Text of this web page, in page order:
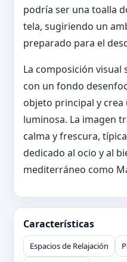
podría ser una toalla
tela, sugiriendo un
preparado para el
La composición visual
con un fondo
objeto principal y
luminosa. La imagen
calma y frescura,
dedicado al ocio y al
mediterráneo como
Características
Espacios de Relajación